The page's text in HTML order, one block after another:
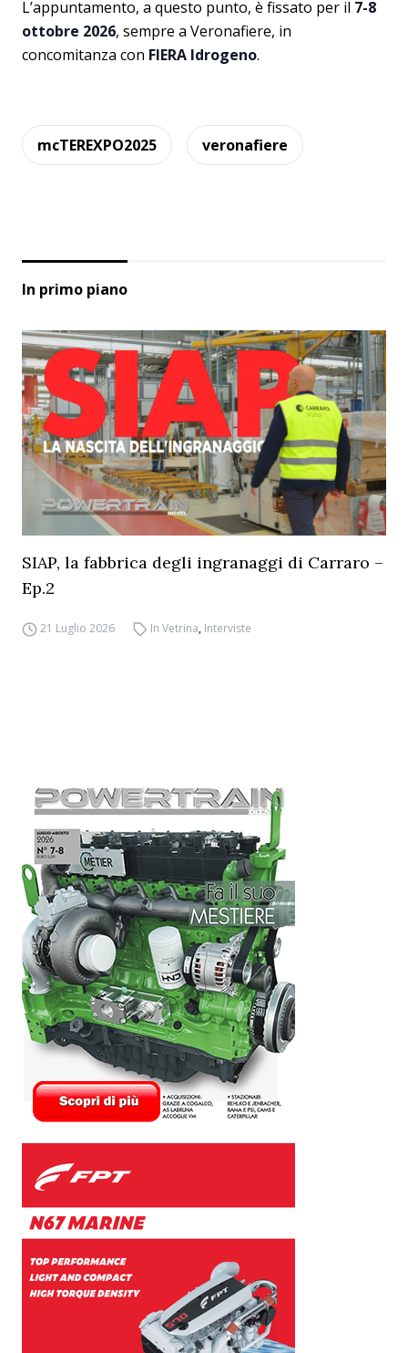
L’appuntamento, a questo punto, è fissato per il 7-8
ottobre 2026, sempre a Veronafiere, in
concomitanza con FIERA Idrogeno.
mcTEREXPO2025 veronafiere
In primo piano
SIAP, la fabbrica degli ingranaggi di Carraro –
Ep.2
21 Luglio 2026 In Vetrina, Interviste